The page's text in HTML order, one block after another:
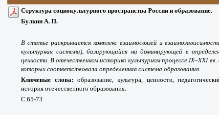
Структура социокультурного пространства России и образование.
Булкин А. П.
В статье раскрывается комплекс взаимосвязей и
культурная система), базирующийся на доминирующей в
ценности. В отечественном историко культурном процессе IX–XXI
которых соответствовала определенная система образования.
Ключевые слова: образование, культура, ценности,
история отечественного образования.
С.65-73